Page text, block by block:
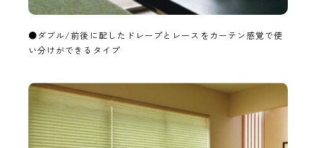
●ダブル/前後に配したドレープとレースをカーテン感覚で使
い分けができるタイプ